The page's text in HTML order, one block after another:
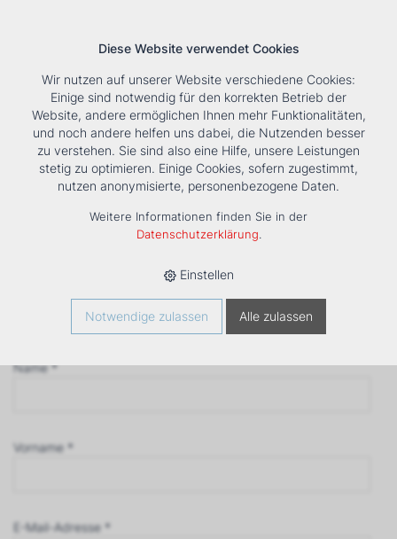
Tools Unternehmen Karriere KontaktSuche
‹ Zurück
Anfrage
Name *
Vorname *
E-Mail-Adresse *
Diese Website verwendet Cookies
Wir nutzen auf unserer Website verschiedene Cookies:
Einige sind notwendig für den korrekten Betrieb der
Website, andere ermöglichen Ihnen mehr Funktionalitäten,
und noch andere helfen uns dabei, die Nutzenden besser
zu verstehen. Sie sind also eine Hilfe, unsere Leistungen
stetig zu optimieren. Einige Cookies, sofern zugestimmt,
nutzen anonymisierte, personenbezogene Daten.
Weitere Informationen finden Sie in der
Datenschutzerklärung.
Einstellen
Notwendige zulassen Alle zulassen